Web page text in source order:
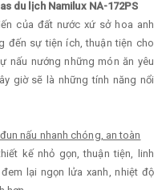
du lịch Namilux NA-172PS
của đất nước xứ sở hoa anh
đến sự tiện ích, thuận tiện cho
nấu nướng những món ăn yêu
giờ sẽ là những tính năng nổi
nấu nhanh chóng, an toàn
kế nhỏ gọn, thuận tiện, linh
lại ngọn lửa xanh, nhiệt độ